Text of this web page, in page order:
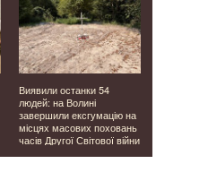
Виявили останки 54
людей: на Волині
завершили ексгумацію на
місцях масових поховань
часів Другої Світової війни